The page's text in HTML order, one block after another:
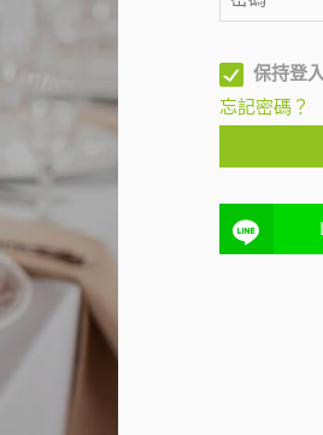
保持登
忘記密碼？